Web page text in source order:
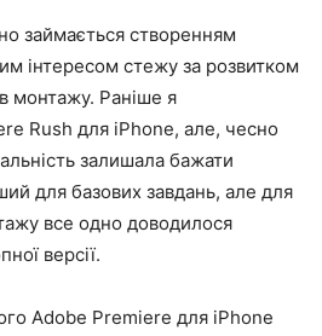
займається створенням
інтересом стежу за розвитком
монтажу. Раніше я
Rush для iPhone, але, чесно
залишала бажати
для базових завдань, але для
все одно доводилося
версії.
Adobe Premiere для iPhone